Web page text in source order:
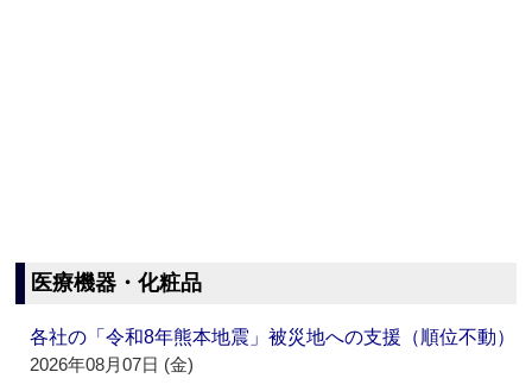
医療機器・化粧品
各社の「令和8年熊本地震」被災地への支援（順位不動）
2026年08月07日 (金)